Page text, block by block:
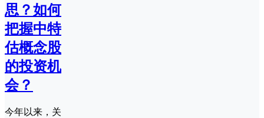
思？如何
把握中特
估概念股
的投资机
会？
今年以来，关